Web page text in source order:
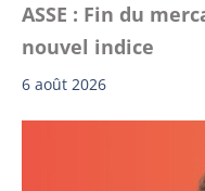
ASSE : Fin du
nouvel indice
6 août 2026